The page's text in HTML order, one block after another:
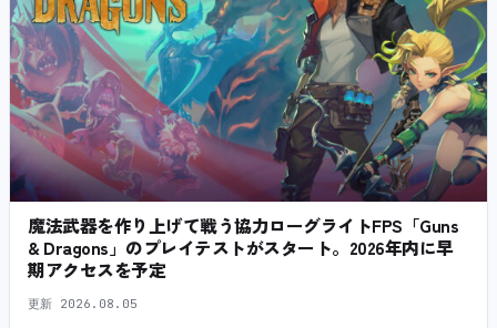
魔法武器を作り上げて戦う協力ローグライトFPS「Guns
& Dragons」のプレイテストがスタート。2026年内に早
期アクセスを予定
更新 2026.08.05